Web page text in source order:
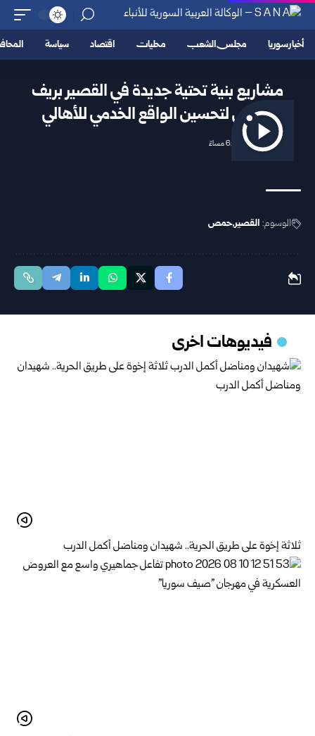
أخبار سوريا مجلس الشعب محليات اقتصاد سياسة
مشاريع بنية تحتية جديدة في القصير بريف
حمص لتحسين الواقع الخدمي للأهالي
2026/04/29 6:40 مساءً
الوسوم: القصير حمص
فيديوهات اخرى
ثلاثة إخوة على طريق الحرية.. شهيدان ومناضل أكمل الدرب